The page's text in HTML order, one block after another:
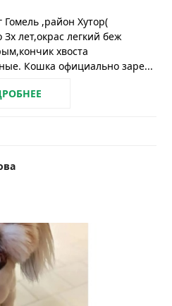
Гомель ,район Хутор(
лет,окрас легкий беж
хвоста
Кошка официально заре...